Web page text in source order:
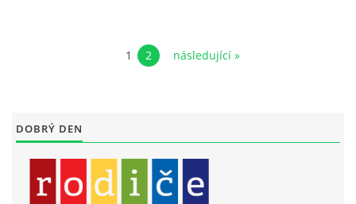
1 2 následující »
DOBRÝ DEN